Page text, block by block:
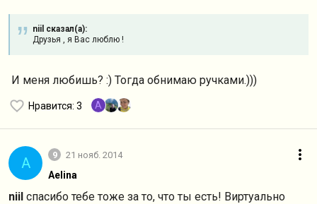
niil сказал(а):
Друзья , я Вас люблю !
И меня любишь? :) Тогда обнимаю ручками.)))
Нравится: 3 A
A 9 21 нояб. 2014
Aelina
niil спасибо тебе тоже за то, что ты есть! Виртуально